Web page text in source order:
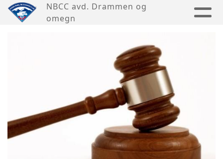
NBCC avd. Drammen og
omegn